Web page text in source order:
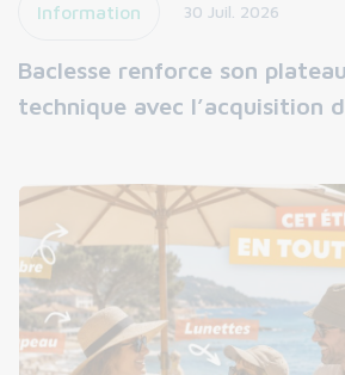
Information 30 Juil. 2026
Baclesse renforce son plateau
technique avec l’acquisition